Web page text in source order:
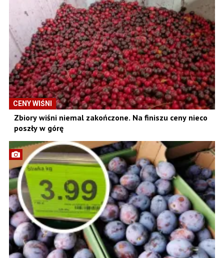
CENY WIŚNI
Zbiory wiśni niemal zakończone. Na finiszu ceny nieco
poszły w górę